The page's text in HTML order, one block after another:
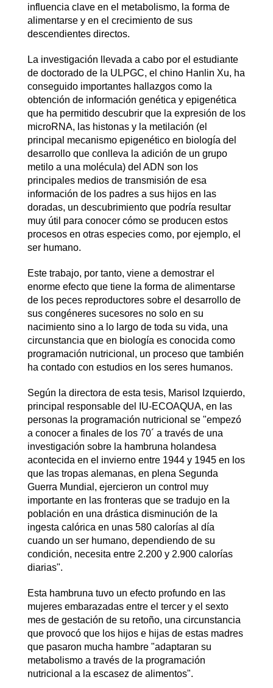
influencia clave en el metabolismo, la forma de
alimentarse y en el crecimiento de sus
descendientes directos.
La investigación llevada a cabo por el estudiante
de doctorado de la ULPGC, el chino Hanlin Xu, ha
conseguido importantes hallazgos como la
obtención de información genética y epigenética
que ha permitido descubrir que la expresión de los
microRNA, las histonas y la metilación (el
principal mecanismo epigenético en biología del
desarrollo que conlleva la adición de un grupo
metilo a una molécula) del ADN son los
principales medios de transmisión de esa
información de los padres a sus hijos en las
doradas, un descubrimiento que podría resultar
muy útil para conocer cómo se producen estos
procesos en otras especies como, por ejemplo, el
ser humano.
Este trabajo, por tanto, viene a demostrar el
enorme efecto que tiene la forma de alimentarse
de los peces reproductores sobre el desarrollo de
sus congéneres sucesores no solo en su
nacimiento sino a lo largo de toda su vida, una
circunstancia que en biología es conocida como
programación nutricional, un proceso que también
ha contado con estudios en los seres humanos.
Según la directora de esta tesis, Marisol Izquierdo,
principal responsable del IU-ECOAQUA, en las
personas la programación nutricional se "empezó
a conocer a finales de los 70´ a través de una
investigación sobre la hambruna holandesa
acontecida en el invierno entre 1944 y 1945 en los
que las tropas alemanas, en plena Segunda
Guerra Mundial, ejercieron un control muy
importante en las fronteras que se tradujo en la
población en una drástica disminución de la
ingesta calórica en unas 580 calorías al día
cuando un ser humano, dependiendo de su
condición, necesita entre 2.200 y 2.900 calorías
diarias".
Esta hambruna tuvo un efecto profundo en las
mujeres embarazadas entre el tercer y el sexto
mes de gestación de su retoño, una circunstancia
que provocó que los hijos e hijas de estas madres
que pasaron mucha hambre "adaptaran su
metabolismo a través de la programación
nutricional a la escasez de alimentos".